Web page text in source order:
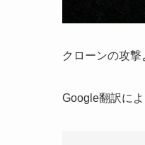
クローンの攻撃
Google翻訳によ